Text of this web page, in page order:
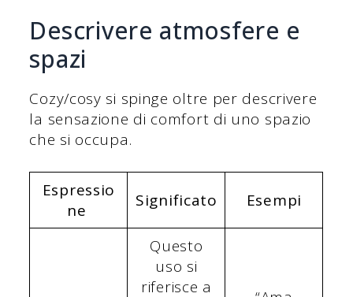
Descrivere atmosfere e
spazi
Cozy/cosy si spinge oltre per descrivere
la sensazione di comfort di uno spazio
che si occupa.
Espressio
ne
Significato Esempi
Questo
uso si
riferisce a